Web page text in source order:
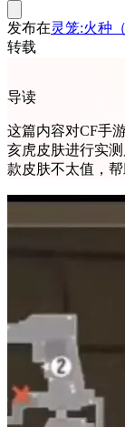
发布在灵笼:火种
转载
导读
这篇内容对CF手
亥虎皮肤进行实
款皮肤不太值，